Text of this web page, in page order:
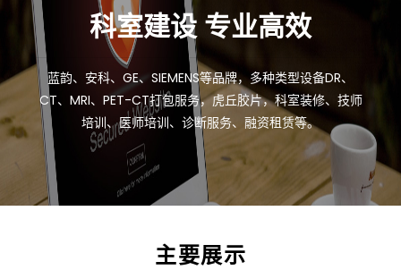
科室建设 专业高效
蓝韵、安科、GE、SIEMENS等品牌，多种类型设备DR、
CT、MRI、PET-CT打包服务，虎丘胶片，科室装修、技师
培训、医师培训、诊断服务、融资租赁等。
主要展示